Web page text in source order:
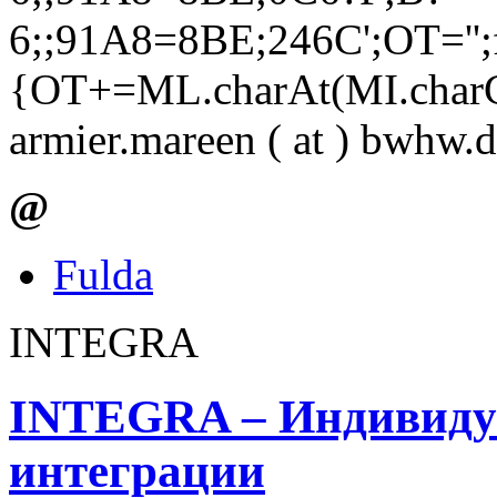
armier.mareen ( at )
@
Fulda
INTEGRA
INTEGRA –
интеграции